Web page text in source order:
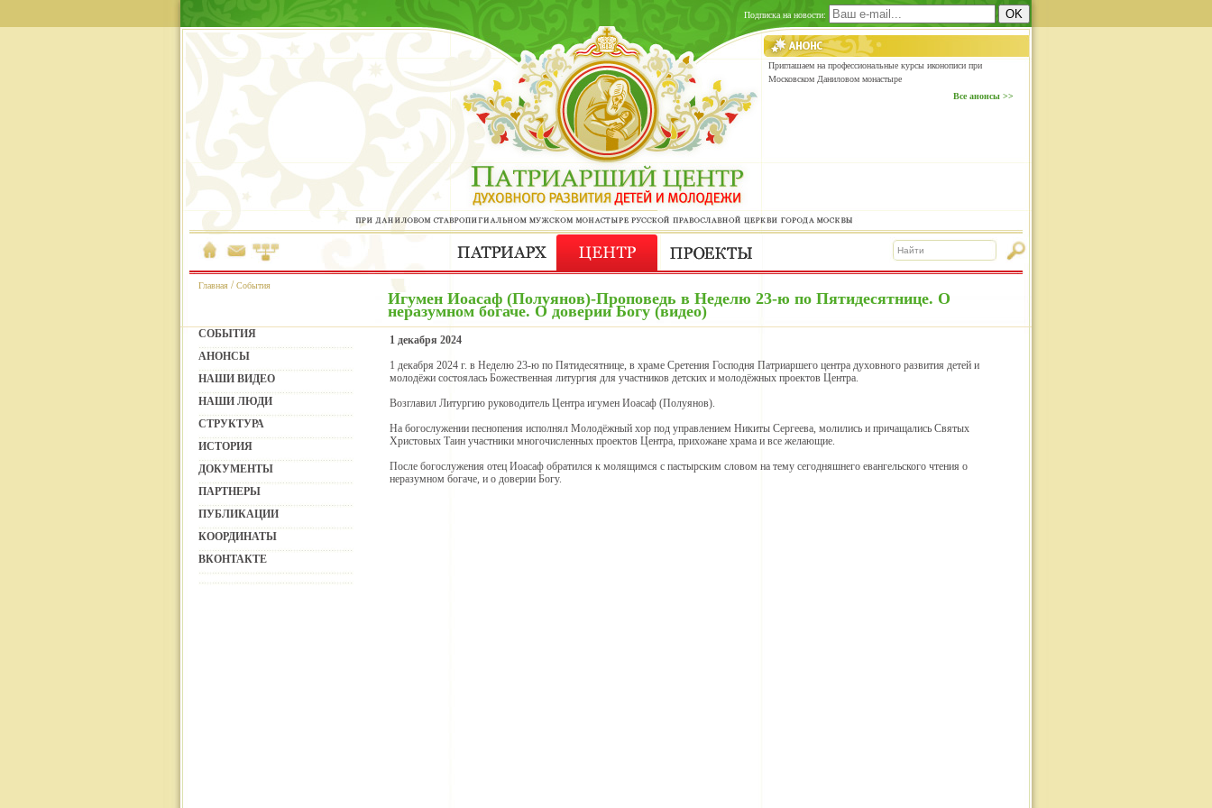
Подписка на новости:
Приглашаем на профессиональные курсы иконописи при
Московском Даниловом монастыре
Все анонсы >>
Главная /События
Игумен Иоасаф (Полуянов)-Проповедь в Неделю 23-ю по Пятидесятнице. О
неразумном богаче. О доверии Богу (видео)
СОБЫТИЯ
АНОНСЫ
НАШИ ВИДЕО
НАШИ ЛЮДИ
СТРУКТУРА
ИСТОРИЯ
ДОКУМЕНТЫ
ПАРТНЕРЫ
ПУБЛИКАЦИИ
КООРДИНАТЫ
ВКОНТАКТЕ
1 декабря 2024
1 декабря 2024 г. в Неделю 23-ю по Пятидесятнице, в храме Сретения Господня Патриаршего центра духовного развития детей и
молодёжи состоялась Божественная литургия для участников детских и молодёжных проектов Центра.
Возглавил Литургию руководитель Центра игумен Иоасаф (Полуянов).
На богослужении песнопения исполнял Молодёжный хор под управлением Никиты Сергеева, молились и причащались Святых
Христовых Таин участники многочисленных проектов Центра, прихожане храма и все желающие.
После богослужения отец Иоасаф обратился к молящимся с пастырским словом на тему сегодняшнего евангельского чтения о
неразумном богаче, и о доверии Богу.